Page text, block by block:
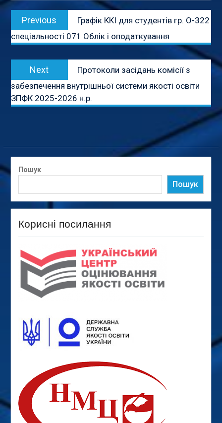
Навігація
записів
Previous
Previous
post:
Графік ККІ для студентів гр. О-322
спеціальності 071 Облік і оподаткування
Next
post:
Протоколи засідань комісії з
забезпечення внутрішньої системи якості освіти
ЗПФК 2025-2026 н.р.
Пошук
Пошук
Корисні посилання